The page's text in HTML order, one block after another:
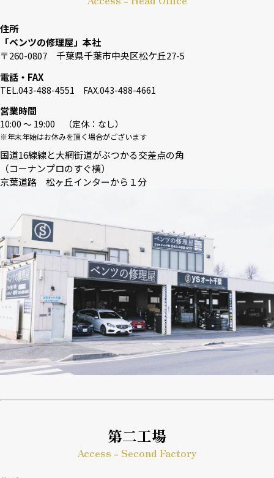
住所
「ベンツの修理屋」本社
〒260-0807 千葉県千葉市中央区松ケ丘27-5
電話・FAX
TEL.043-488-4551 FAX.043-488-4661
営業時間
10:00 〜 19:00 （定休：なし）
※年末年始はお休みを頂く場合がございます
国道16線線と大網街道がぶつかる交差点の角
（コーナンプロのすぐ横）
京葉道路 松ヶ丘インターから１分
第二工場
Access - Second Factory